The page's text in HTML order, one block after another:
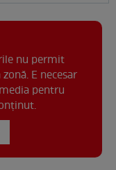
nu permit
E necesar
pentru